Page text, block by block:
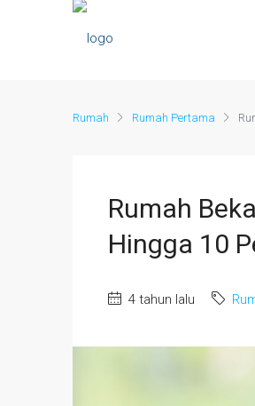
Rumah Rumah Pertama
Rumah
Hingga 10
4 tahun lalu